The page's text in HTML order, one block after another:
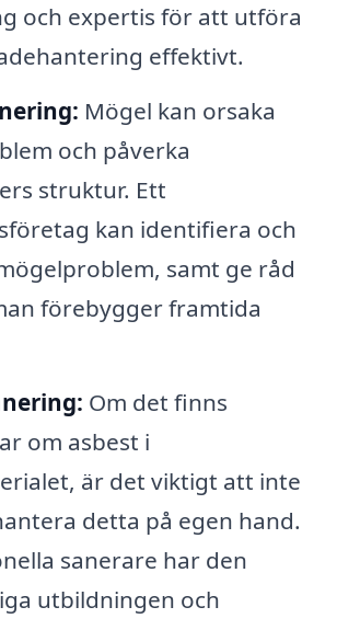
och expertis för att utföra
effektivt.
Mögel kan orsaka
och påverka
struktur. Ett
kan identifiera och
samt ge råd
förebygger framtida
Om det finns
om asbest i
är det viktigt att inte
detta på egen hand.
sanerare har den
utbildningen och